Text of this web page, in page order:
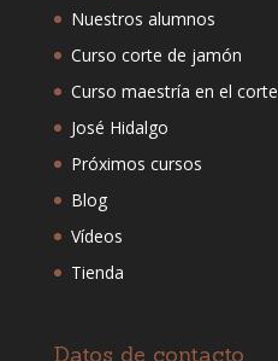
Nuestros alumnos
Curso corte de jamón
Curso maestría en el corte
José Hidalgo
Próximos cursos
Blog
Vídeos
Tienda
Datos de contacto